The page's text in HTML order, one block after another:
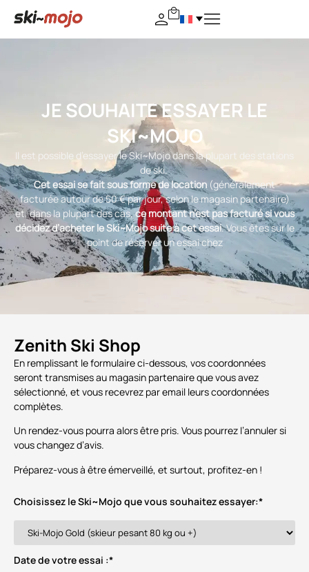
JE SOUHAITE ESSAYER LE
SKI~MOJO
Il est possible d’essayer le Ski~Mojo dans la plupart des stations
de ski.
Cet essai se fait sous forme de location (généralement
facturée autour de 50 € par jour, selon le magasin partenaire)
et, dans la plupart des cas,ce montant n’est pas facturé si vous
décidez d’acheter le Ski~Mojo suite à cet essai. Vous êtes sur le
point de réserver un essai chez
Zenith Ski Shop
En remplissant le formulaire ci-dessous, vos coordonnées
seront transmises au magasin partenaire que vous avez
sélectionné, et vous recevrez par email leurs coordonnées
complètes.
Un rendez-vous pourra alors être pris. Vous pourrez l’annuler si
vous changez d’avis.
Préparez-vous à être émerveillé, et surtout, profitez-en !
Choisissez le Ski~Mojo que vous souhaitez essayer:*
Date de votre essai :*